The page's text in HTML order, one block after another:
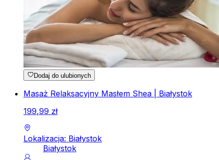
Dodaj do ulubionych
Masaż Relaksacyjny Masłem Shea | Białystok
199,99 zł
Lokalizacja: Białystok
Białystok